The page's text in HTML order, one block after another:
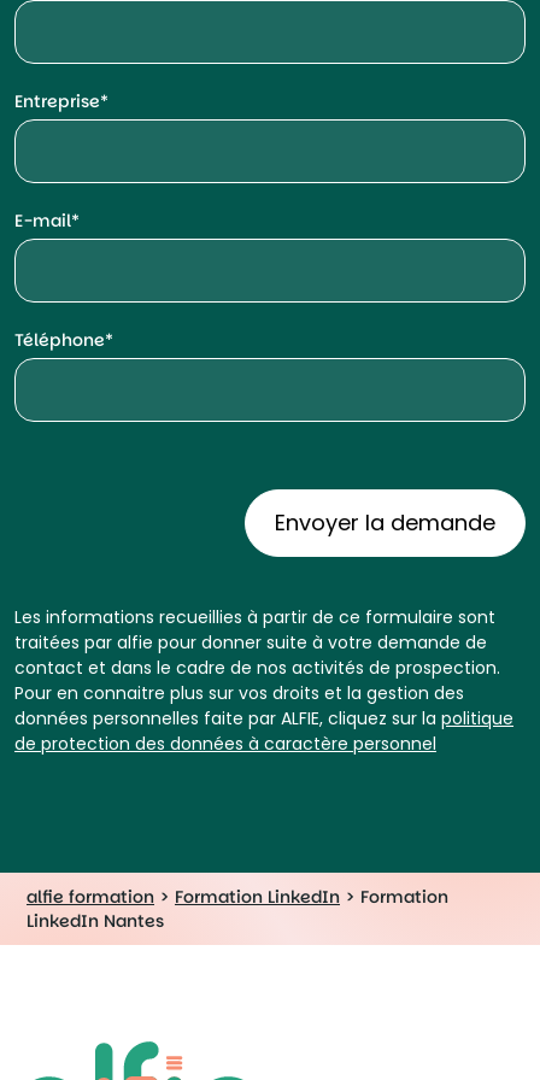
Entreprise
E-mail
Téléphone
Les informations recueillies à partir de ce formulaire sont
traitées par alfie pour donner suite à votre demande de
contact et dans le cadre de nos activités de prospection.
Pour en connaitre plus sur vos droits et la gestion des
données personnelles faite par ALFIE, cliquez sur la politique
de protection des données à caractère personnel
alfie formation > Formation LinkedIn > Formation
LinkedIn Nantes